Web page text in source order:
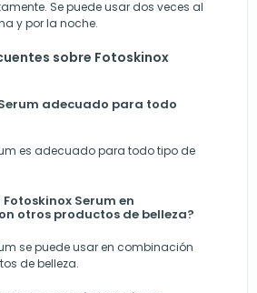
Se puede usar dos veces al
y por la noche.
sobre Fotoskinox
Serum adecuado para todo
es adecuado para todo tipo de
Serum en
otros productos de belleza?
se puede usar en combinación
de belleza.